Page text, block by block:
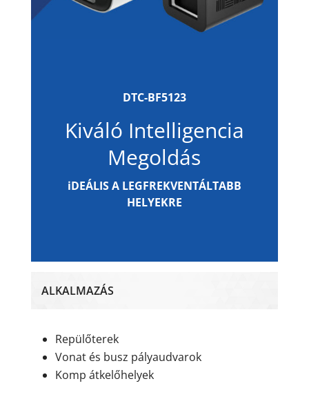
DTC-BF5123
Kiváló Intelligencia
Megoldás
iDEÁLIS A LEGFREKVENTÁLTABB
HELYEKRE
ALKALMAZÁS
Repülőterek
Vonat és busz pályaudvarok
Komp átkelőhelyek